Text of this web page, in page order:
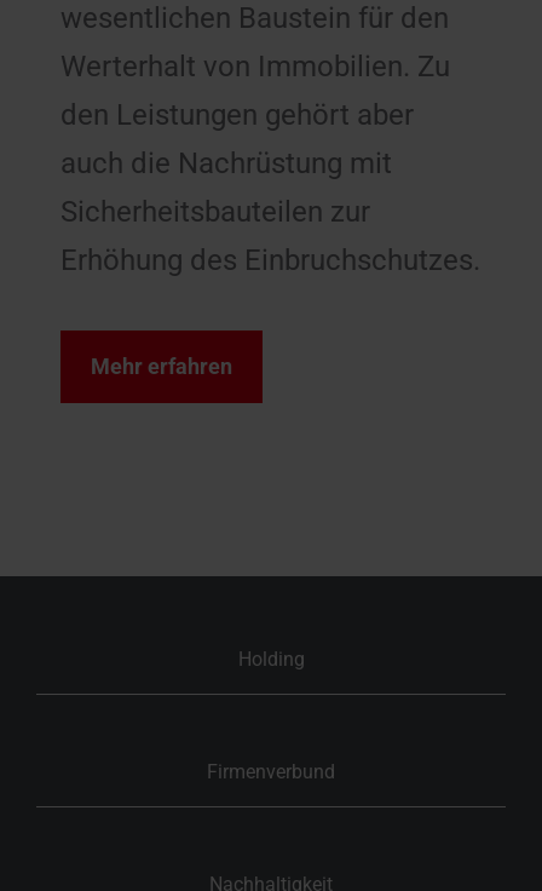
wesentlichen Baustein für den
Werterhalt von Immobilien. Zu
den Leistungen gehört aber
auch die Nachrüstung mit
Sicherheitsbauteilen zur
Erhöhung des Einbruchschutzes.
Mehr erfahren
Holding
Firmenverbund
Nachhaltigkeit